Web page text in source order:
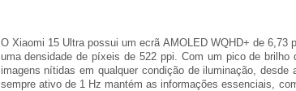
O Xiaomi 15 Ultra possui um ecrã AMOLED WQHD+ de 6,73
uma densidade de píxeis de 522 ppi. Com um pico de
imagens nítidas em qualquer condição de iluminação,
sempre ativo de 1 Hz mantém as informações essenciais,